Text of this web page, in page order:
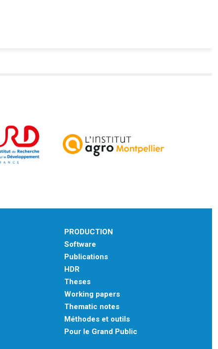
PRODUCTION
Software
Publications
HDR
Theses
Working papers
Thematic notes
Méthodes et outils
Pour le Grand Public